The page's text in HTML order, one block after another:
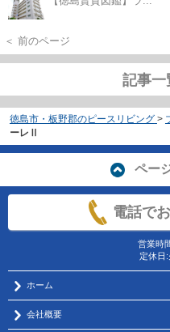
＜ 前のページ
記事一
徳島市・板野郡のピースリビング >
ーレⅡ
ペー
電話で
営業時
定休日:
ホーム
会社概要